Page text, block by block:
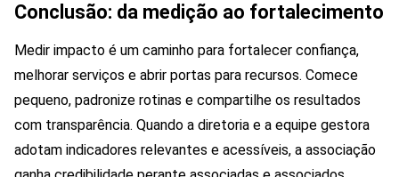
Conclusão: da medição ao fortalecimento
Medir impacto é um caminho para fortalecer confiança,
melhorar serviços e abrir portas para recursos. Comece
pequeno, padronize rotinas e compartilhe os resultados
com transparência. Quando a diretoria e a equipe gestora
adotam indicadores relevantes e acessíveis, a associação